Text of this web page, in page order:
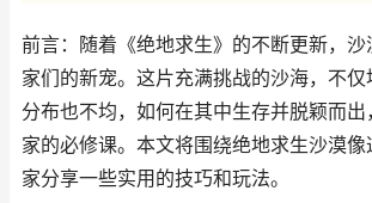
前言：随着《绝地求生》的不断更新，
家们的新宠。这片充满挑战的沙海，不
分布也不均，如何在其中生存并脱颖而
家的必修课。本文将围绕绝地求生沙漠
家分享一些实用的技巧和玩法。